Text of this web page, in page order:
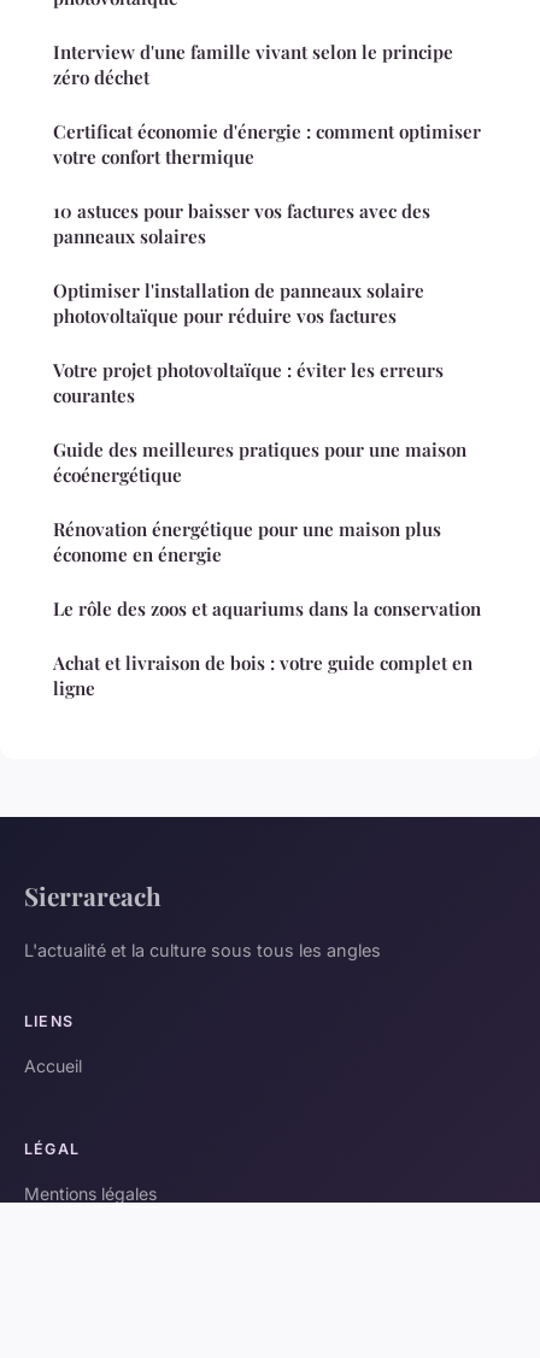
Interview d'une famille vivant selon le principe
zéro déchet
Certificat économie d'énergie : comment optimiser
votre confort thermique
10 astuces pour baisser vos factures avec des
panneaux solaires
Optimiser l'installation de panneaux solaire
photovoltaïque pour réduire vos factures
Votre projet photovoltaïque : éviter les erreurs
courantes
Guide des meilleures pratiques pour une maison
écoénergétique
Rénovation énergétique pour une maison plus
économe en énergie
Le rôle des zoos et aquariums dans la conservation
Achat et livraison de bois : votre guide complet en
ligne
Sierrareach
L'actualité et la culture sous tous les angles
LIENS
Accueil
LÉGAL
Mentions légales